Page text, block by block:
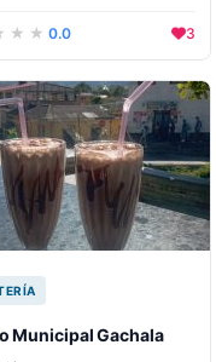
0.0 3
Municipal Gachala